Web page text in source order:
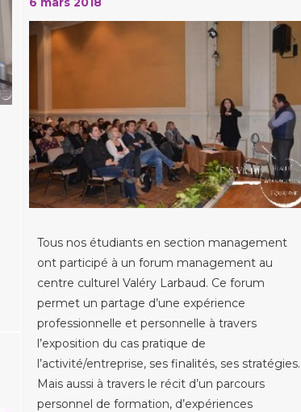
Tous nos étudiants en section management
ont participé à un forum management au
centre culturel Valéry Larbaud. Ce forum
permet un partage d’une expérience
professionnelle et personnelle à travers
l’exposition du cas pratique de
l’activité/entreprise, ses finalités, ses stratégies.
Mais aussi à travers le récit d’un parcours
personnel de formation, d’expériences